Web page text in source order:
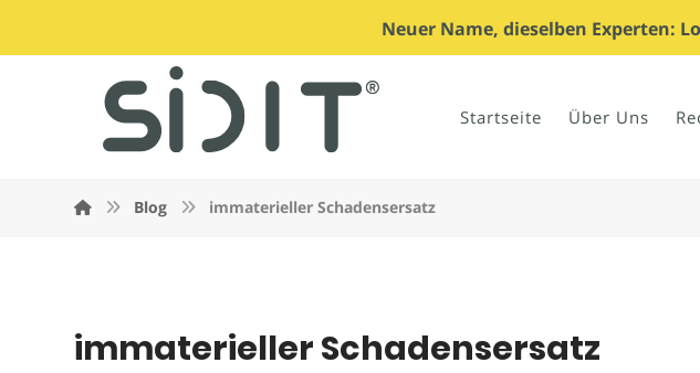
Neuer Name, dieselben Experten:
Startseite Über Uns
Blog immaterieller Schadensersatz
immaterieller Schadensersatz